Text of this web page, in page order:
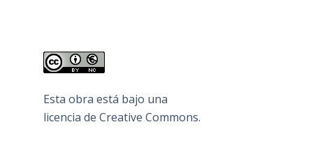
Esta obra está bajo una
licencia de Creative Commons.